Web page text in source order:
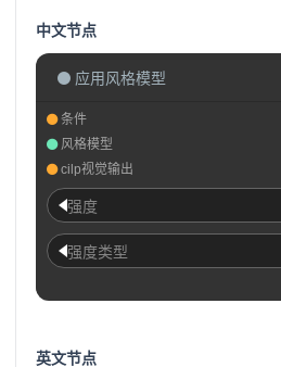
中文节点
应用风格模型
条件
风格模型
cilp视觉输出
强度
强度类型
英文节点